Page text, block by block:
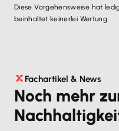
Diese Vorgehensweise hat
beinhaltet keinerlei Wertung.
Fachartikel & News
Noch mehr